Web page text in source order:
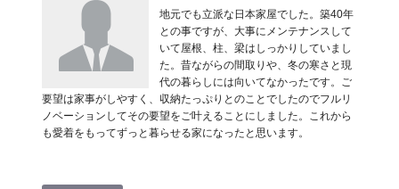
地元でも立派な日本家屋でした。築40年
との事ですが、大事にメンテナンスして
いて屋根、柱、梁はしっかりしていまし
た。昔ながらの間取りや、冬の寒さと現
代の暮らしには向いてなかったです。ご
要望は家事がしやすく、収納たっぷりとのことでしたのでフルリ
ノベーションしてその要望をご叶えることにしました。これから
も愛着をもってずっと暮らせる家になったと思います。